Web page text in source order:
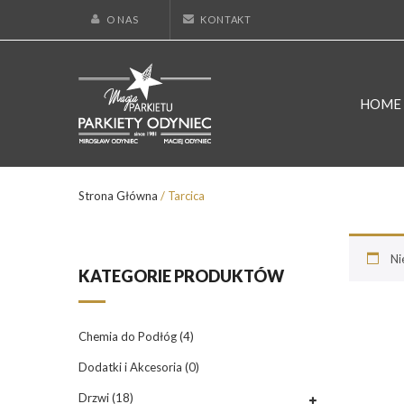
O NAS KONTAKT
HOME
Strona Główna / Tarcica
KATEGORIE PRODUKTÓW
Chemia do Podłóg(4)
Dodatki i Akcesoria (0)
Drzwi(18)